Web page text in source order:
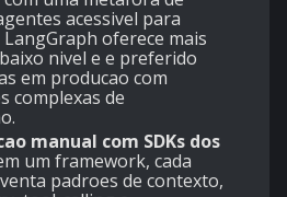
acessivel para
LangGraph oferece mais
nivel e e preferido
em producao com
complexas de
manual com SDKs dos
um framework, cada
padroes de contexto,